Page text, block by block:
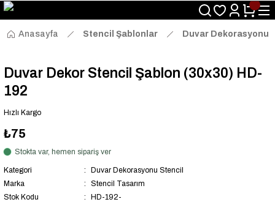
Size Özel "HG10" Kodu ile Sepette Hemen %10 İndirim Fırsatını
Kaçırmayın!
Anasayfa
Stencil Şablonlar Duvar Dekorasyonu
Duvar Dekor Stencil Şablon (30x30) HD-
192
Hızlı Kargo
₺75
Stokta var, hemen sipariş ver
Kategori
Duvar Dekorasyonu Stencil
Marka
Stencil Tasarım
Stok Kodu
HD-192-